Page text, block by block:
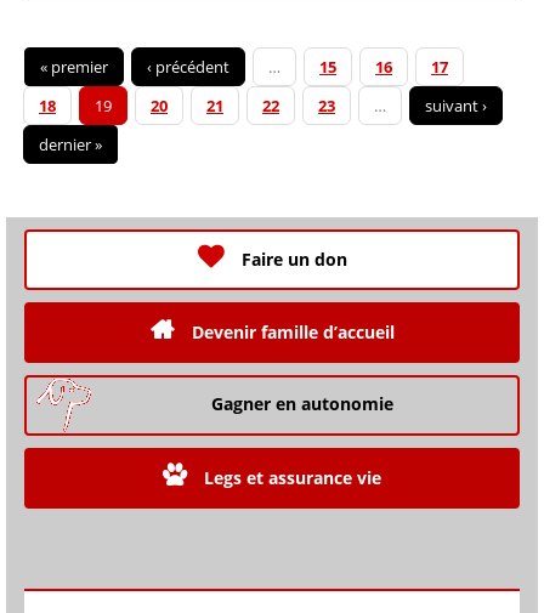
« premier ‹ précédent … 15 16
17
18
19 20 21 22 23 …
suivant ›
dernier »
Faire un don
Devenir famille d’accueil
Gagner en autonomie
Legs et assurance vie